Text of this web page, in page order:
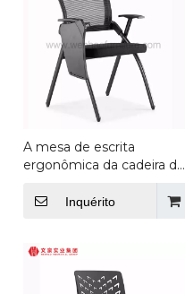
A mesa de escrita
ergonômica da cadeira do
treinamento da sala de
conferências preside
Inquérito